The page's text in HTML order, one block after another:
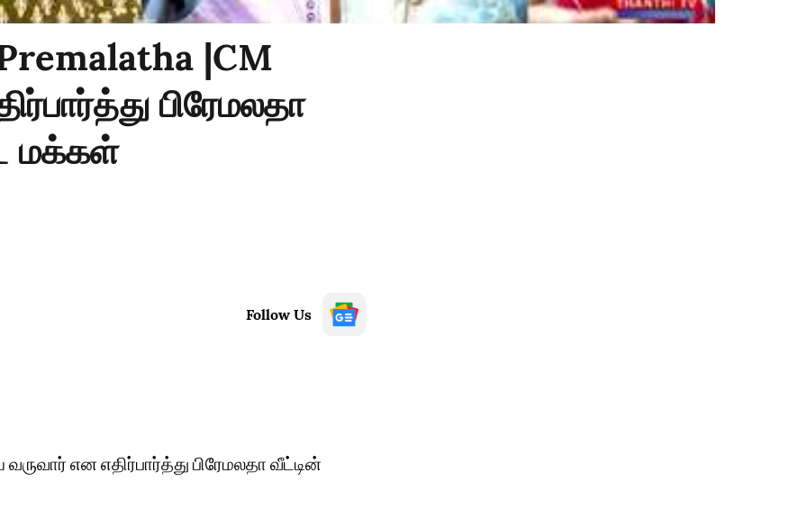
|CM
பிரேமலதா
மக்கள்
Follow Us
என எதிர்பார்த்து பிரேமலதா வீட்டின்